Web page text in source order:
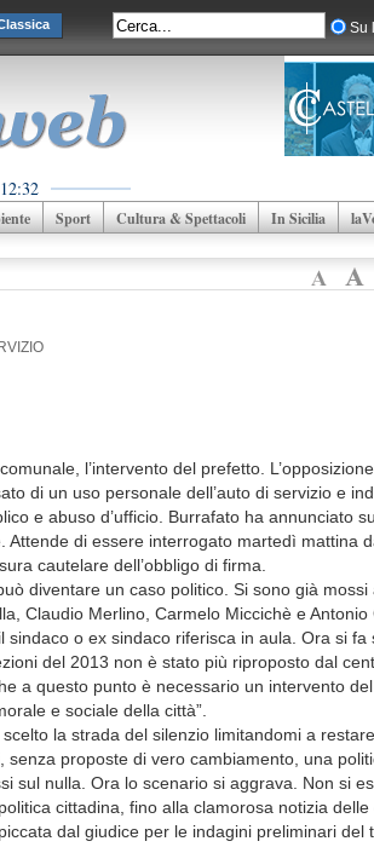
Su
Sport Cultura & Spettacoli In Sicilia
l’intervento del prefetto.
di un uso personale dell’auto di servizio e
e abuso d’ufficio. Burrafato ha annunciato
di essere interrogato martedì mattina
cautelare dell’obbligo di firma.
diventare un caso politico. Si sono già mossi
Claudio Merlino, Carmelo Miccichè e
o ex sindaco riferisca in aula. Ora si fa
del 2013 non è stato più riproposto dal
a questo punto è necessario un intervento
e sociale della città”.
la strada del silenzio limitandomi a
proposte di vero cambiamento, una
sul nulla. Ora lo scenario si aggrava. Non si
cittadina, fino alla clamorosa notizia
dal giudice per le indagini preliminari del